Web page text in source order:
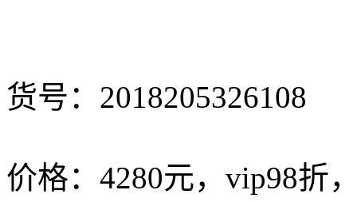
货号：2018205326108
价格：4280元，vip98折